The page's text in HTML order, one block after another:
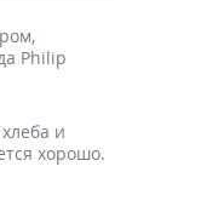
Philip
и
хорошо.